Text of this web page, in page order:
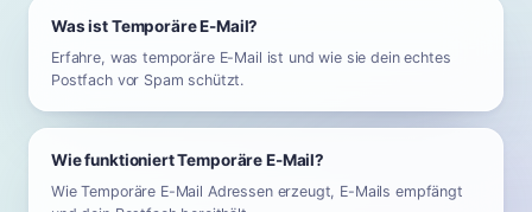
Was ist Temporäre E-Mail?
Erfahre, was temporäre E-Mail ist und wie sie dein echtes
Postfach vor Spam schützt.
Wie funktioniert Temporäre E-Mail?
Wie Temporäre E-Mail Adressen erzeugt, E-Mails empfängt